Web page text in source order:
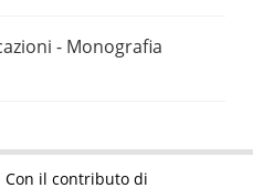
- Monografia
Con il contributo di